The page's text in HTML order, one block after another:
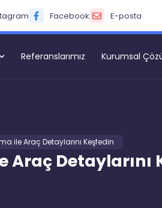
Facebook E-posta
Referanslarımız Kurumsal
ile Araç Detaylarını Keşfedin
Araç Detaylarını